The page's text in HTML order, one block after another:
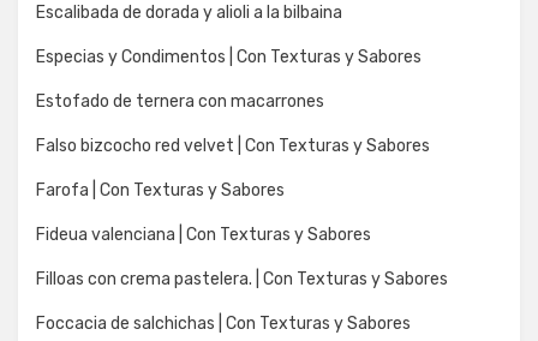
Escalibada de dorada y alioli a la bilbaina
Especias y Condimentos | Con Texturas y Sabores
Estofado de ternera con macarrones
Falso bizcocho red velvet | Con Texturas y Sabores
Farofa | Con Texturas y Sabores
Fideua valenciana | Con Texturas y Sabores
Filloas con crema pastelera. | Con Texturas y Sabores
Foccacia de salchichas | Con Texturas y Sabores